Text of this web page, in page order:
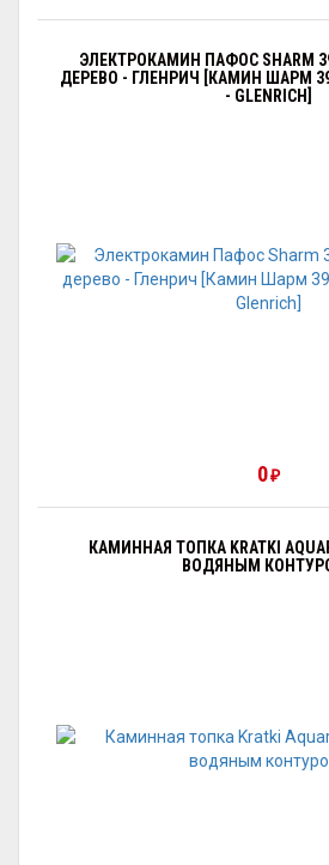
ЭЛЕКТРОКАМИН ПАФОС SHARM
ДЕРЕВО - ГЛЕНРИЧ [КАМИН ШАРМ
- GLENRICH]
0 ₽
КАМИННАЯ ТОПКА KRATKI
ВОДЯНЫМ